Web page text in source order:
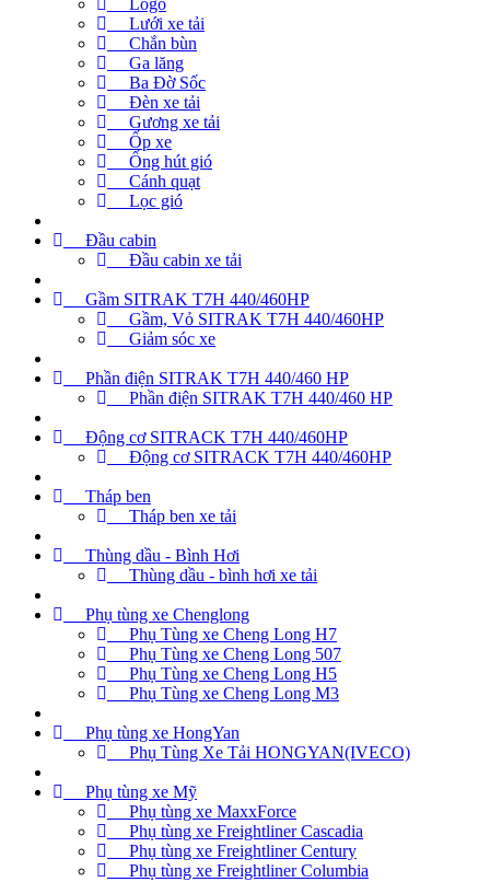
Logo
Lưới xe tải
Chắn bùn
Ga lăng
Ba Đờ Sốc
Đèn xe tải
Gương xe tải
Ốp xe
Ống hút gió
Cánh quạt
Lọc gió
Đầu cabin
Đầu cabin xe tải
Gầm SITRAK T7H 440/460HP
Gầm, Vỏ SITRAK T7H 440/460HP
Giảm sóc xe
Phần điện SITRAK T7H 440/460 HP
Phần điện SITRAK T7H 440/460 HP
Động cơ SITRACK T7H 440/460HP
Động cơ SITRACK T7H 440/460HP
Tháp ben
Tháp ben xe tải
Thùng dầu - Bình Hơi
Thùng dầu - bình hơi xe tải
Phụ tùng xe Chenglong
Phụ Tùng xe Cheng Long H7
Phụ Tùng xe Cheng Long 507
Phụ Tùng xe Cheng Long H5
Phụ Tùng xe Cheng Long M3
Phụ tùng xe HongYan
Phụ Tùng Xe Tải HONGYAN(IVECO)
Phụ tùng xe Mỹ
Phụ tùng xe MaxxForce
Phụ tùng xe Freightliner Cascadia
Phụ tùng xe Freightliner Century
Phụ tùng xe Freightliner Columbia